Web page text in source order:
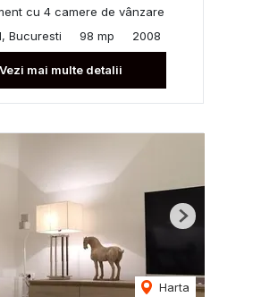
cu 4 camere de vânzare
Bucuresti
98 mp 2008
Vezi mai multe detalii
Harta
Next